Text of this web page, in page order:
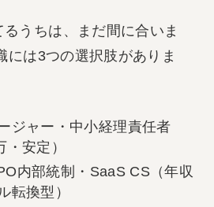
うちは、まだ間に合いま
には3つの選択肢がありま
ジャー・中小経理責任者
・安定）
内部統制・SaaS CS（年収
転換型）